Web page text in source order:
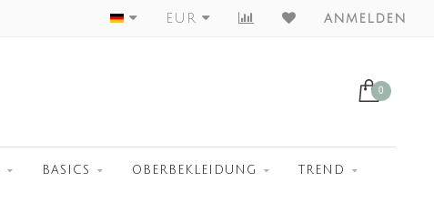
Worldwide Shipment
EUR anmelden
0
BASICS OBERBEKLEIDUNG TREND